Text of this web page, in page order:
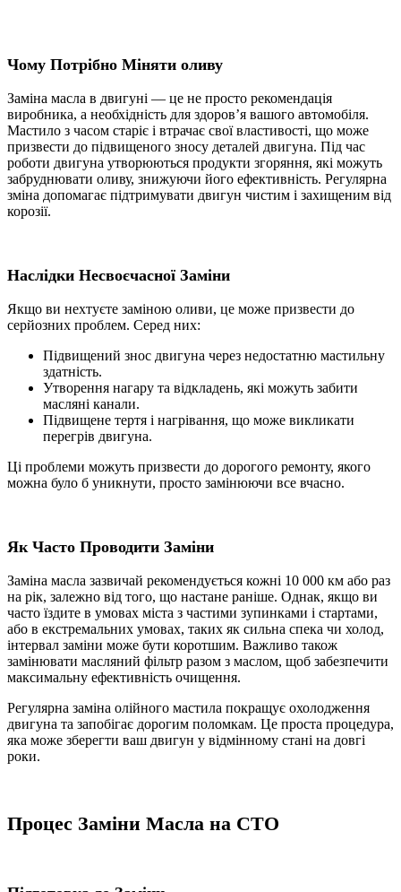
Чому Потрібно Міняти оливу
Заміна масла в двигуні — це не просто рекомендація
виробника, а необхідність для здоров’я вашого автомобіля.
Мастило з часом старіє і втрачає свої властивості, що може
призвести до підвищеного зносу деталей двигуна. Під час
роботи двигуна утворюються продукти згоряння, які можуть
забруднювати оливу, знижуючи його ефективність. Регулярна
зміна допомагає підтримувати двигун чистим і захищеним від
корозії.
Наслідки Несвоєчасної Заміни
Якщо ви нехтуєте заміною оливи, це може призвести до
серйозних проблем. Серед них:
Підвищений знос двигуна через недостатню мастильну
здатність.
Утворення нагару та відкладень, які можуть забити
масляні канали.
Підвищене тертя і нагрівання, що може викликати
перегрів двигуна.
Ці проблеми можуть призвести до дорогого ремонту, якого
можна було б уникнути, просто замінюючи все вчасно.
Як Часто Проводити Заміни
Заміна масла зазвичай рекомендується кожні 10 000 км або раз
на рік, залежно від того, що настане раніше. Однак, якщо ви
часто їздите в умовах міста з частими зупинками і стартами,
або в екстремальних умовах, таких як сильна спека чи холод,
інтервал заміни може бути коротшим. Важливо також
замінювати масляний фільтр разом з маслом, щоб забезпечити
максимальну ефективність очищення.
Регулярна заміна олійного мастила покращує охолодження
двигуна та запобігає дорогим поломкам. Це проста процедура,
яка може зберегти ваш двигун у відмінному стані на довгі
роки.
Процес Заміни Масла на СТО